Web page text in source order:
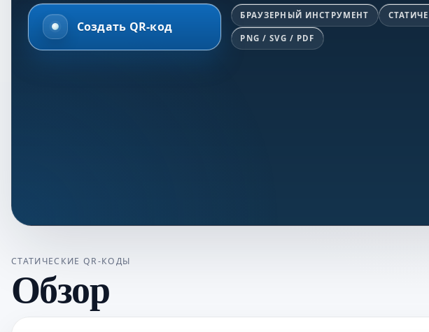
Создать QR-код
БРАУЗЕРНЫЙ ИНСТРУМЕНТ
PNG / SVG / PDF
СТАТИЧЕСКИЕ QR-КОДЫ
Обзор